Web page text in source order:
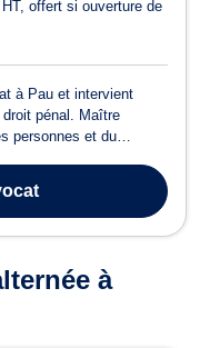
offert si ouverture de
à Pau et intervient
pénal. Maître
personnes et du
d'adoption,
à